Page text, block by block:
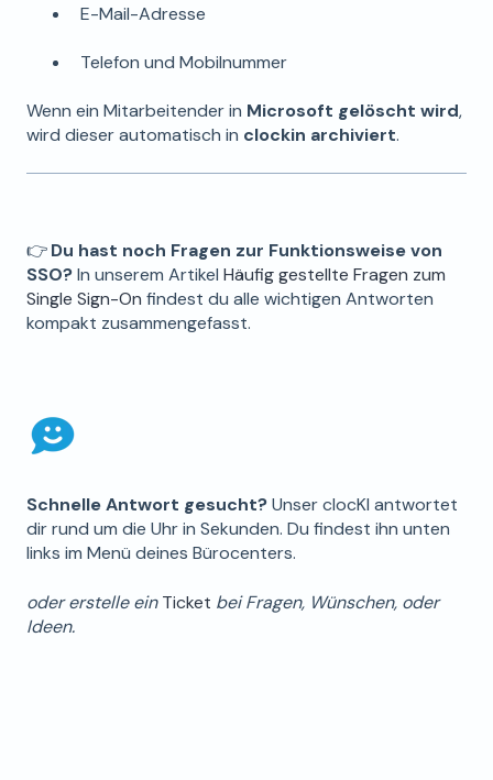
E-Mail-Adresse
Telefon und Mobilnummer
Wenn ein Mitarbeitender in Microsoft gelöscht wird,
wird dieser automatisch in clockin archiviert.
👉Du hast noch Fragen zur Funktionsweise von
SSO?In unserem Artikel Häufig gestellte Fragen zum
Single Sign-On findest du alle wichtigen Antworten
kompakt zusammengefasst.
Schnelle Antwort gesucht?Unser clocKI antwortet
dir rund um die Uhr in Sekunden. Du findest ihn unten
links im Menü deines Bürocenters.
oder erstelle einTicket bei Fragen, Wünschen, oder
Ideen.